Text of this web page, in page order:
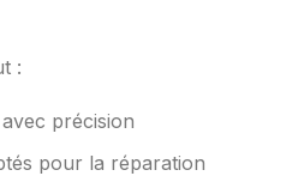
:
précision
pour la réparation